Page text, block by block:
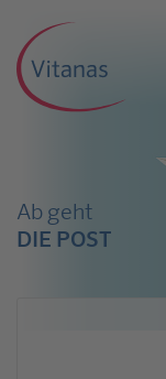
Ab geht
DIE POST